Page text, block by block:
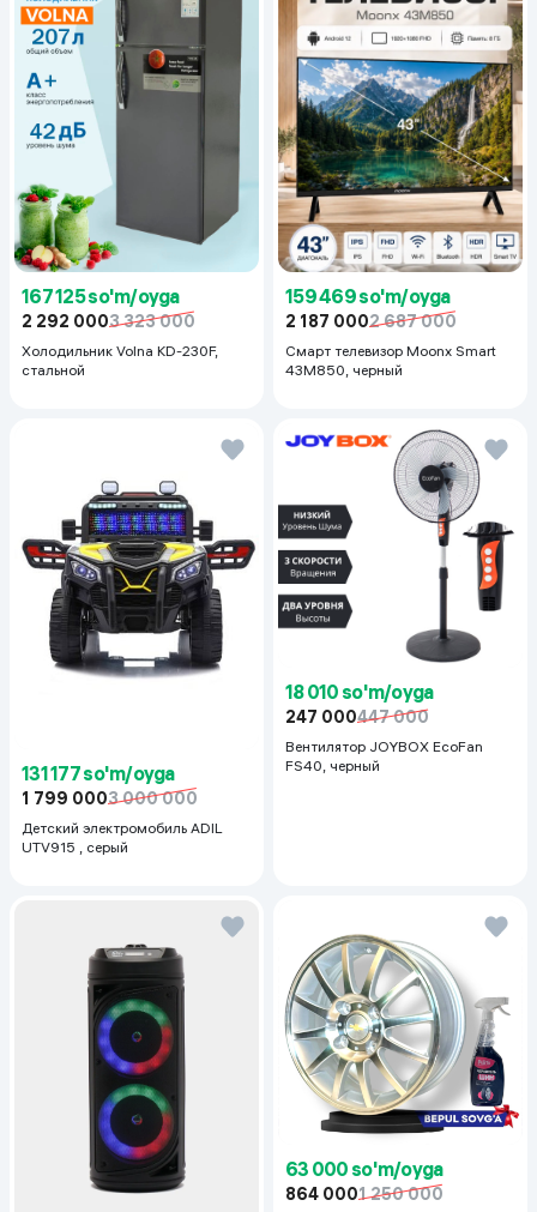
167 125 so'm/oyga
2 292 0003 323 000
Холодильник Volna KD-230F,
стальной
159 469 so'm/oyga
2 187 0002 687 000
Смарт телевизор Moonx Smart
43M850, черный
131 177 so'm/oyga
1 799 0003 000 000
Детский электромобиль ADIL
UTV915 , серый
18 010 so'm/oyga
247 000447 000
Вентилятор JOYBOX EcoFan
FS40, черный
63 000 so'm/oyga
864 0001 250 000